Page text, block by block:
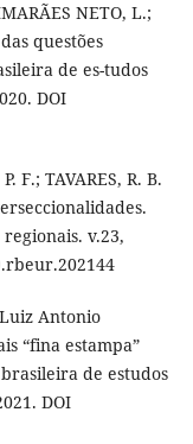
NETO, L.;
questões
de es-tudos
DOI
F.; TAVARES, R. B.
v.23,
Luiz Antonio
“fina estampa”
de estudos
DOI